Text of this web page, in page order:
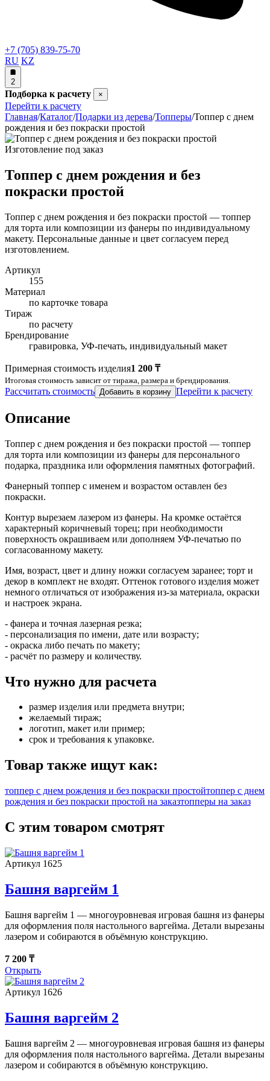
+7 (705) 839-75-70
RU KZ
2
Подборка к расчету ×
Перейти к расчету
Главная/Каталог/Подарки из дерева/Топперы/Топпер с днем
рождения и без покраски простой
Изготовление под заказ
Топпер с днем рождения и без
покраски простой
Топпер с днем рождения и без покраски простой — топпер
для торта или композиции из фанеры по индивидуальному
макету. Персональные данные и цвет согласуем перед
изготовлением.
Артикул
155
Материал
по карточке товара
Тираж
по расчету
Брендирование
гравировка, УФ-печать, индивидуальный макет
Примерная стоимость изделия1 200 ₸
Итоговая стоимость зависит от тиража, размера и брендирования.
Рассчитать стоимость Добавить в корзину Перейти к расчету
Описание
Топпер с днем рождения и без покраски простой — топпер
для торта или композиции из фанеры для персонального
подарка, праздника или оформления памятных фотографий.
Фанерный топпер с именем и возрастом оставлен без
покраски.
Контур вырезаем лазером из фанеры. На кромке остаётся
характерный коричневый торец; при необходимости
поверхность окрашиваем или дополняем УФ-печатью по
согласованному макету.
Имя, возраст, цвет и длину ножки согласуем заранее; торт и
декор в комплект не входят. Оттенок готового изделия может
немного отличаться от изображения из-за материала, окраски
и настроек экрана.
- фанера и точная лазерная резка;
- персонализация по имени, дате или возрасту;
- окраска либо печать по макету;
- расчёт по размеру и количеству.
Что нужно для расчета
размер изделия или предмета внутри;
желаемый тираж;
логотип, макет или пример;
срок и требования к упаковке.
Товар также ищут как:
топпер с днем рождения и без покраски простойтоппер с днем
рождения и без покраски простой на заказтопперы на заказ
С этим товаром смотрят
Артикул 1625
Башня варгейм 1
Башня варгейм 1 — многоуровневая игровая башня из фанеры
для оформления поля настольного варгейма. Детали вырезаны
лазером и собираются в объёмную конструкцию.
7 200 ₸
Открыть
Артикул 1626
Башня варгейм 2
Башня варгейм 2 — многоуровневая игровая башня из фанеры
для оформления поля настольного варгейма. Детали вырезаны
лазером и собираются в объёмную конструкцию.